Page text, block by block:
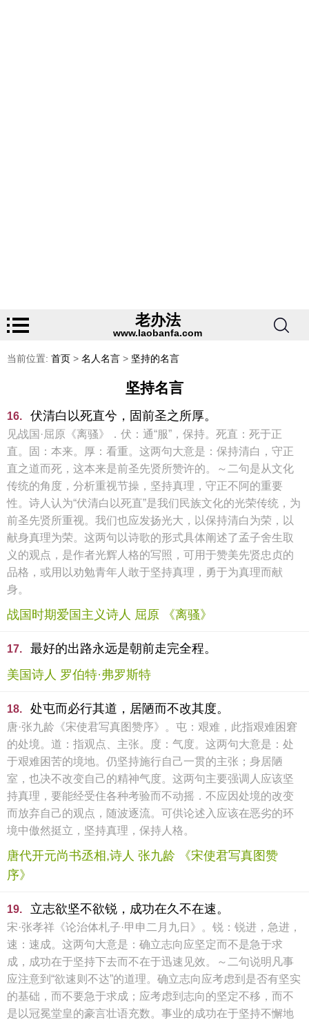
老办法
www.laobanfa.com
当前位置: 首页 > 名人名言 > 坚持的名言
坚持名言
16. 伏清白以死直兮，固前圣之所厚。
见战国·屈原《离骚》．伏：通“服”，保持。死直：死于正
直。固：本来。厚：看重。这两句大意是：保持清白，守正
直之道而死，这本来是前圣先贤所赞许的。～二句是从文化
传统的角度，分析重视节操，坚持真理，守正不阿的重要
性。诗人认为“伏清白以死直”是我们民族文化的光荣传统，为
前圣先贤所重视。我们也应发扬光大，以保持清白为荣，以
献身真理为荣。这两句以诗歌的形式具体阐述了孟子舍生取
义的观点，是作者光辉人格的写照，可用于赞美先贤忠贞的
品格，或用以劝勉青年人敢于坚持真理，勇于为真理而献
身。
战国时期爱国主义诗人 屈原 《离骚》
17.
最好的出路永远是朝前走完全程。
美国诗人 罗伯特·弗罗斯特
18. 处屯而必行其道，居陋而不改其度。
唐·张九龄《宋使君写真图赞序》。屯：艰难，此指艰难困窘
的处境。道：指观点、主张。度：气度。这两句大意是：处
于艰难困苦的境地。仍坚持施行自己一贯的主张；身居陋
室，也决不改变自己的精神气度。这两句主要强调人应该坚
持真理，要能经受住各种考验而不动摇．不应因处境的改变
而放弃自己的观点，随波逐流。可供论述入应该在恶劣的环
境中傲然挺立，坚持真理，保持人格。
唐代开元尚书丞相,诗人 张九龄 《宋使君写真图赞
序》
19. 立志欲坚不欲锐，成功在久不在速。
宋·张孝祥《论治体札子·甲申二月九日》。锐：锐进，急进，
速：速成。这两句大意是：确立志向应坚定而不是急于求
成，成功在于坚持下去而不在于迅速见效。～二句说明凡事
应注意到“欲速则不达”的道理。确立志向应考虑到是否有坚实
的基础，而不要急于求成；应考虑到志向的坚定不移，而不
是以冠冕堂皇的豪言壮语充数。事业的成功在于坚持不懈地